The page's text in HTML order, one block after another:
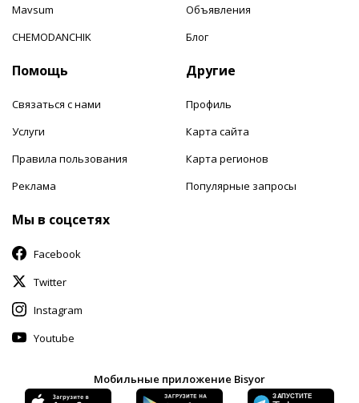
Mavsum
CHEMODANCHIK
Объявления
Блог
Помощь
Связаться с нами
Услуги
Правила пользования
Реклама
Другие
Профиль
Карта сайта
Карта регионов
Популярные запросы
Мы в соцсетях
Facebook
Twitter
Instagram
Youtube
Мобильные приложение Bisyor